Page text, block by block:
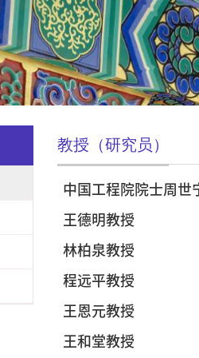
教授（研究员）
中国工程院院士周世
王德明教授
林柏泉教授
程远平教授
王恩元教授
王和堂教授